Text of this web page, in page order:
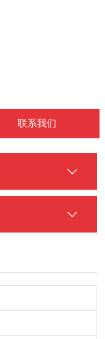
联系我们